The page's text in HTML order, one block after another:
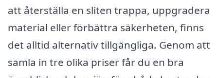
att återställa en sliten trappa, uppgradera
material eller förbättra säkerheten, finns
det alltid alternativ tillgängliga. Genom att
samla in tre olika priser får du en bra